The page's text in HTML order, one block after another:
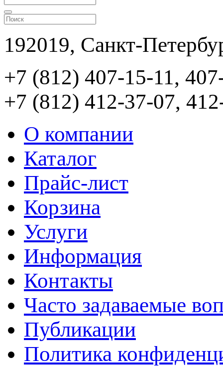
192019, Санкт-
+7 (812) 407-15-11,
+7 (812) 412-37-07,
О компании
Каталог
Прайс-лист
Корзина
Услуги
Информация
Контакты
Часто задаваемые
Публикации
Политика